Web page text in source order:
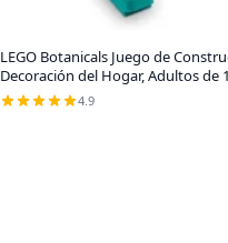
LEGO Botanicals Juego de
Decoración del Hogar, Adultos de
4.9